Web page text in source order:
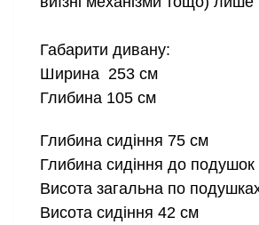
Габарити дивану:
Ширина 253 см
Глибина 105 см
Глибина сидіння 75 см
Глибина сидіння до
Висота загальна по
Висота сидіння 42 см